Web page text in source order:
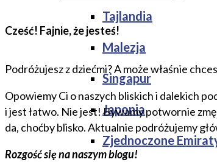
Tajlandia
Malezja
Singapur
Japonia
Zjednoczone
Cześć! Fajnie, że jesteś!
Podróżujesz z dziećmi? A może właśnie
Opowiemy Ci o naszych bliskich i dalekich
i jest łatwo. Nie jest! Bywamy potwornie
da, choćby blisko. Aktualnie podróżujemy
Rozgość się na naszym blogu!